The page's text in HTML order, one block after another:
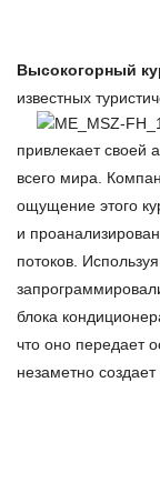
Высокогорный
известных
привлекает своей
всего мира.
ощущение этого
и
потоков.
блока
что оно передает
незаметно